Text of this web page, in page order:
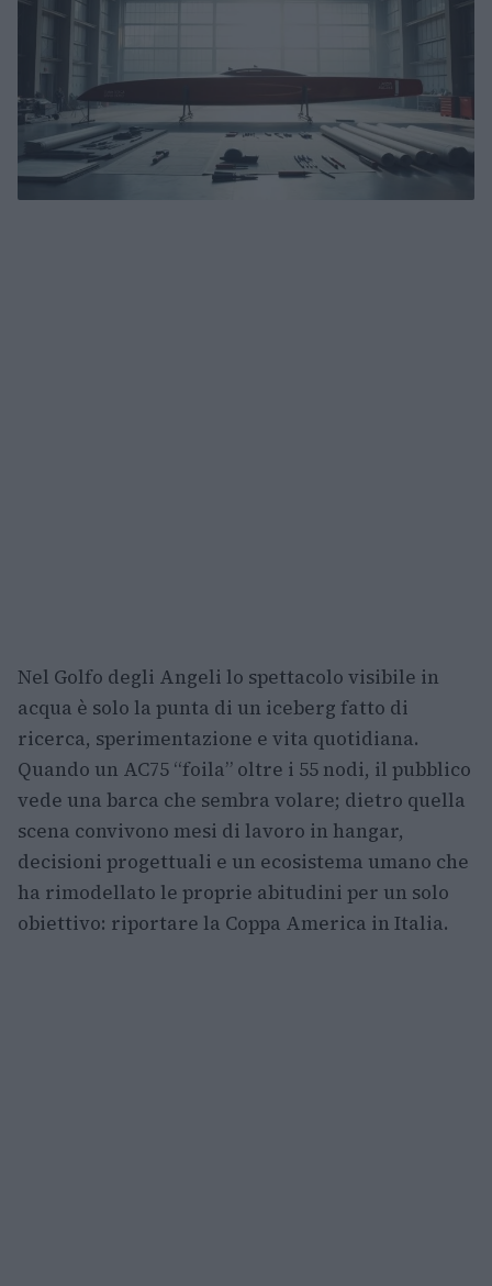
Nel Golfo degli Angeli lo spettacolo visibile in
acqua è solo la punta di un iceberg fatto di
ricerca, sperimentazione e vita quotidiana.
Quando un AC75 “foila” oltre i 55 nodi, il pubblico
vede una barca che sembra volare; dietro quella
scena convivono mesi di lavoro in hangar,
decisioni progettuali e un ecosistema umano che
ha rimodellato le proprie abitudini per un solo
obiettivo: riportare la Coppa America in Italia.